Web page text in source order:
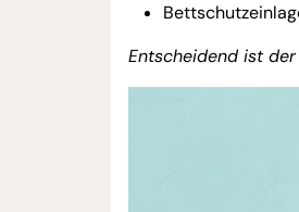
Entscheidend ist